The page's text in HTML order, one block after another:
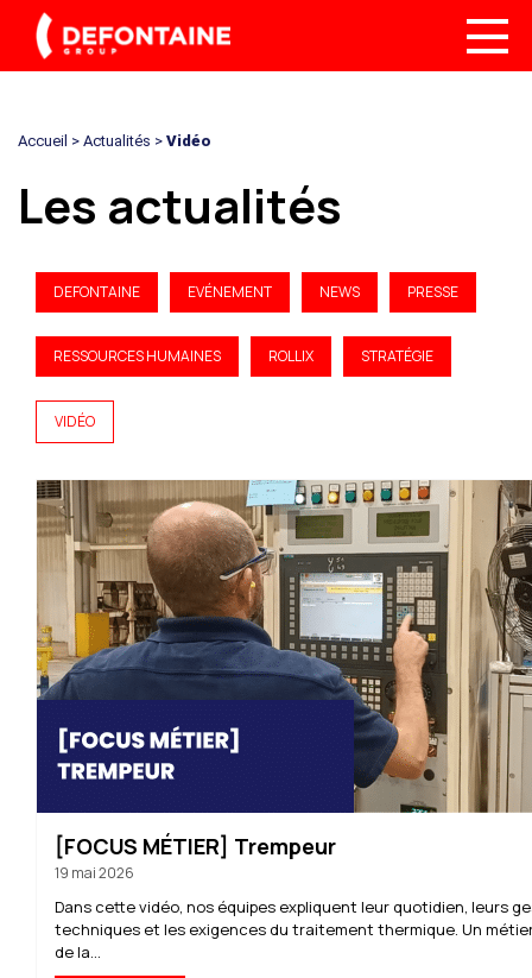
Accueil > Actualités > Vidéo
Les actualités
DEFONTAINE EVÉNEMENT NEWS PRESSE
RESSOURCES HUMAINES ROLLIX STRATÉGIE
VIDÉO
[FOCUS MÉTIER] Trempeur
19 mai 2026
Dans cette vidéo, nos équipes expliquent leur quotidien, leurs
techniques et les exigences du traitement thermique. Un
de la...